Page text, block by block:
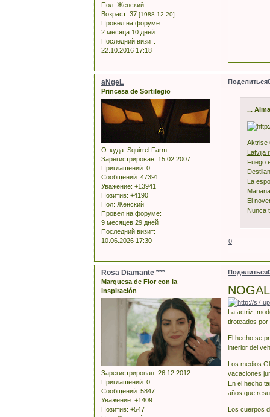
Пол: Женский
Возраст: 37 [1988-12-20]
Провел на форуме:
2 месяца 10 дней
Последний визит:
22.10.2016 17:18
Поделиться
aNgeL
Princesa de Sortilegio
Откуда: Squirrel Farm
Зарегистрирован: 15.02.2007
Приглашений: 0
Сообщений: 47391
Уважение: +13941
Позитив: +4190
Пол: Женский
Провел на форуме:
9 месяцев 29 дней
Последний визит:
10.06.2026 17:30
...
Aktrise
Latvijā
Fuego
La
El
Nunca
0
Поделиться
Rosa Diamante ***
Marquesa de Flor con la
inspiración
Зарегистрирован: 26.12.2012
Приглашений: 0
Сообщений: 5847
Уважение: +1409
Позитив: +547
La actriz,
tiroteados
El hecho se
interior del
Los medios
vacaciones
En el hecho
años que
Los cuerpos